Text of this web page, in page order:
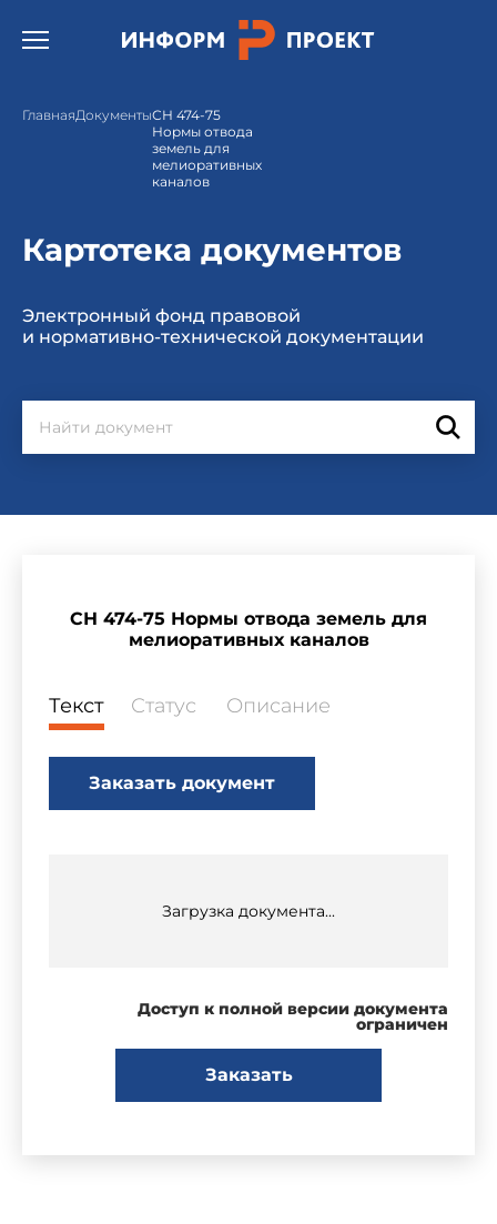
Открыть бургер меню.
ГлавнаяДокументыСН 474-75
Нормы отвода
земель для
мелиоративных
каналов
Картотека документов
Электронный фонд правовой
и нормативно-технической документации
СН 474-75 Нормы отвода земель для
мелиоративных каналов
Текст Статус Описание
Заказать документ
Загрузка документа...
Доступ к полной версии документа
ограничен
Заказать